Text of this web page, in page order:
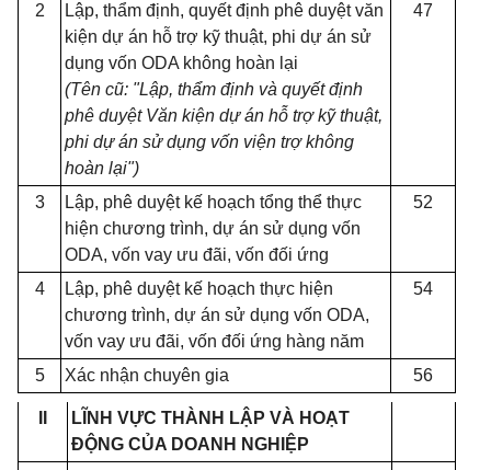
2
Lập, thẩm định, quyết định phê duyệt văn
kiện dự án hỗ trợ kỹ thuật, phi dự án sử
dụng vốn ODA không hoàn lại
(Tên cũ: "Lập, thẩm định và quyết định
phê duyệt Văn kiện dự án hỗ trợ kỹ thuật,
phi dự án sử dụng vốn viện trợ không
hoàn lại")
47
3
Lập, phê duyệt kế hoạch tổng thể thực
hiện chương trình, dự án sử dụng vốn
ODA, vốn vay ưu đãi, vốn đối ứng
52
4
Lập, phê duyệt kế hoạch thực hiện
chương trình, dự án sử dụng vốn ODA,
vốn vay ưu đãi, vốn đối ứng hàng năm
54
5 Xác nhận chuyên gia 56
LĨNH VỰC THÀNH LẬP VÀ HOẠT
ĐỘNG CỦA DOANH NGHIỆP